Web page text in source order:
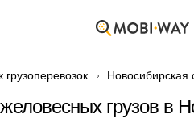
грузоперевозок Новосибирская
грузов в